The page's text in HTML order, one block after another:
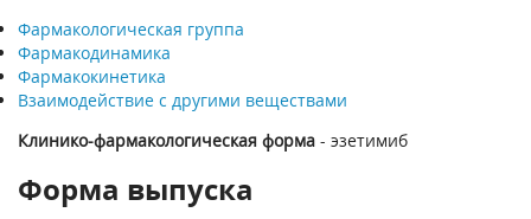
Фармакологическая группа
Фармакодинамика
Фармакокинетика
Взаимодействие с другими веществами
Клинико-фармакологическая форма - эзетимиб
Форма выпуска